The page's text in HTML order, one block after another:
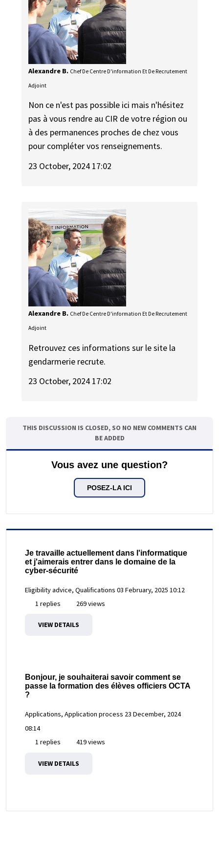
Alexandre B. Chef De Centre D'information Et De Recrutement
Adjoint
Non ce n'est pas possible ici mais n'hésitez
pas à vous rendre au CIR de votre région ou
à des permanences proches de chez vous
pour compléter vos renseignements.
23 October, 2024 17:02
Alexandre B. Chef De Centre D'information Et De Recrutement
Adjoint
Retrouvez ces informations sur le site la
gendarmerie recrute.
23 October, 2024 17:02
THIS DISCUSSION IS CLOSED, SO NO NEW COMMENTS CAN
BE ADDED
Vous avez une question?
POSEZ-LA ICI
Je travaille actuellement dans l'informatique
et j'aimerais entrer dans le domaine de la
cyber-sécurité
Eligibility advice, Qualifications 03 February, 2025 10:12
1 replies
269 views
VIEW DETAILS
Bonjour, je souhaiterai savoir comment se
passe la formation des élèves officiers OCTA
?
Applications, Application process 23 December, 2024
08:14
1 replies
419 views
VIEW DETAILS